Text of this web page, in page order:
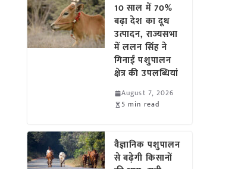
10 साल में 70%
बढ़ा देश का दूध
उत्पादन, राज्यसभा
में ललन सिंह ने
गिनाईं पशुपालन
क्षेत्र की उपलब्धियां
August 7, 2026
5 min read
वैज्ञानिक पशुपालन
से बढ़ेगी किसानों